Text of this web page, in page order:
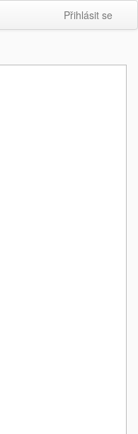
Přihlásit se